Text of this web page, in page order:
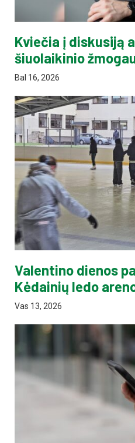
Kviečia į diskusiją
šiuolaikinio
Bal 16, 2026
Valentino dienos
Kėdainių ledo
Vas 13, 2026